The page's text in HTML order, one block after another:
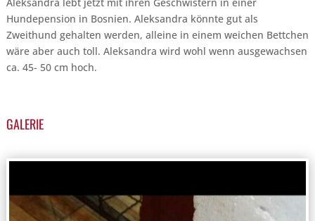
Hundepension in Bosnien. Aleksandra könnte gut als
Zweithund gehalten werden, alleine in einem weichen Bettchen
wäre aber auch toll. Aleksandra wird wohl wenn ausgewachsen
ca. 45- 50 cm hoch.
GALERIE